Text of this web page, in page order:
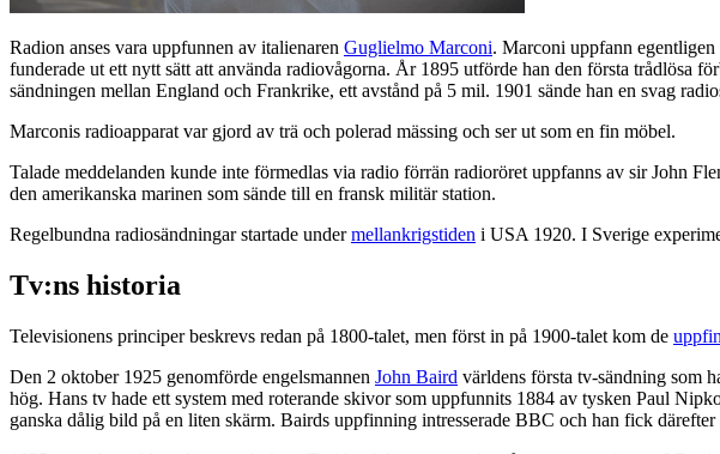
Radion anses vara uppfunnen av italienaren Guglielmo Marconi. Marconi uppfann
funderade ut ett nytt sätt att använda radiovågorna. År 1895 utförde han den första trådlösa
sändningen mellan England och Frankrike, ett avstånd på 5 mil. 1901 sände han en svag
Marconis radioapparat var gjord av trä och polerad mässing och ser ut som en fin möbel.
Talade meddelanden kunde inte förmedlas via radio förrän radioröret uppfanns av sir John
den amerikanska marinen som sände till en fransk militär station.
Regelbundna radiosändningar startade undermellankrigstiden i USA 1920. I Sverige
Tv:ns historia
Televisionens principer beskrevs redan på 1800-talet, men först in på 1900-talet kom de
Den 2 oktober 1925 genomförde engelsmannen John Baird världens första tv-sändning som
hög. Hans tv hade ett system med roterande skivor som uppfunnits 1884 av tysken Paul
ganska dålig bild på en liten skärm. Bairds uppfinning intresserade BBC och han fick